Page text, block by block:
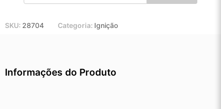
SKU: 28704 Categoria: Ignição
Informações do Produto